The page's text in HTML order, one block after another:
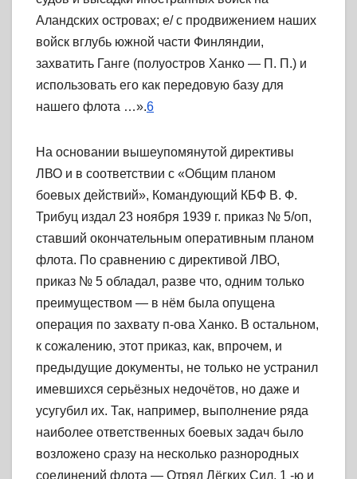
Аландских островах; е/ с продвижением наших
войск вглубь южной части Финляндии,
захватить Ганге (полуостров Ханко — П. П.) и
использовать его как передовую базу для
нашего флота …».6
На основании вышеупомянутой директивы
ЛВО и в соответствии с «Общим планом
боевых действий», Командующий КБФ В. Ф.
Трибуц издал 23 ноября 1939 г. приказ № 5/оп,
ставший окончательным оперативным планом
флота. По сравнению с директивой ЛВО,
приказ № 5 обладал, разве что, одним только
преимуществом — в нём была опущена
операция по захвату п-ова Ханко. В остальном,
к сожалению, этот приказ, как, впрочем, и
предыдущие документы, не только не устранил
имевшихся серьёзных недочётов, но даже и
усугубил их. Так, например, выполнение ряда
наиболее ответственных боевых задач было
возложено сразу на несколько разнородных
соединений флота — Отряд Лёгких Сил, 1 -ю и